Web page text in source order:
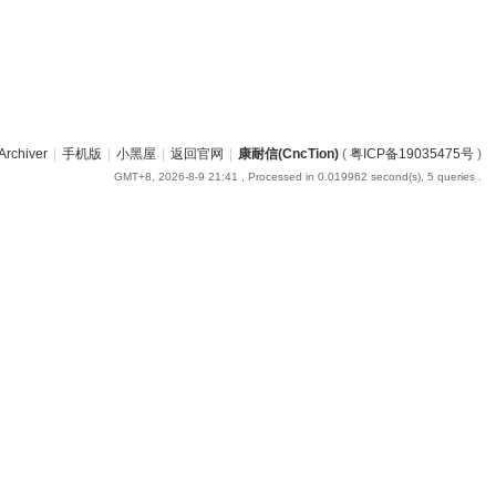
| 手机版 | 小黑屋 | 返回官网 | 康耐信(CncTion)( 粤ICP备19035475号)
GMT+8, 2026-8-9 21:41 , Processed in 0.019962 second(s), 5 queries .